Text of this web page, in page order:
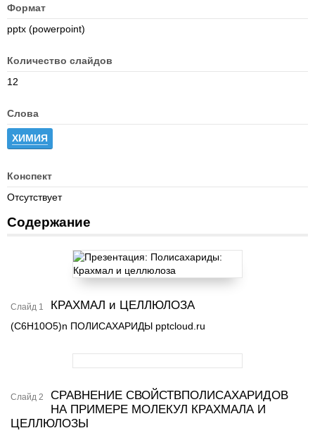
Формат
pptx (powerpoint)
Количество слайдов
12
Слова
ХИМИЯ
Конспект
Отсутствует
Содержание
Слайд 1 КРАХМАЛ и ЦЕЛЛЮЛОЗА
(С6Н10О5)n ПОЛИСАХАРИДЫ pptcloud.ru
Слайд 2
СРАВНЕНИЕ СВОЙСТВПОЛИСАХАРИДОВ
НА ПРИМЕРЕ МОЛЕКУЛ КРАХМАЛА И
ЦЕЛЛЮЛОЗЫ